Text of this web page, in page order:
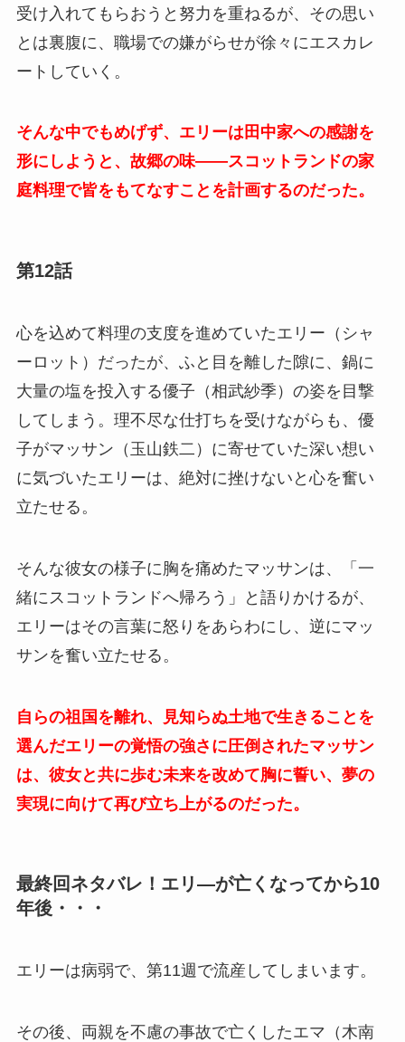
受け入れてもらおうと努力を重ねるが、その思い
とは裏腹に、職場での嫌がらせが徐々にエスカレ
ートしていく。
そんな中でもめげず、エリーは田中家への感謝を
形にしようと、故郷の味――スコットランドの家
庭料理で皆をもてなすことを計画するのだった。
第12話
心を込めて料理の支度を進めていたエリー（シャ
ーロット）だったが、ふと目を離した隙に、鍋に
大量の塩を投入する優子（相武紗季）の姿を目撃
してしまう。理不尽な仕打ちを受けながらも、優
子がマッサン（玉山鉄二）に寄せていた深い想い
に気づいたエリーは、絶対に挫けないと心を奮い
立たせる。
そんな彼女の様子に胸を痛めたマッサンは、「一
緒にスコットランドへ帰ろう」と語りかけるが、
エリーはその言葉に怒りをあらわにし、逆にマッ
サンを奮い立たせる。
自らの祖国を離れ、見知らぬ土地で生きることを
選んだエリーの覚悟の強さに圧倒されたマッサン
は、彼女と共に歩む未来を改めて胸に誓い、夢の
実現に向けて再び立ち上がるのだった。
最終回ネタバレ！エリ―が亡くなってから10
年後・・・
エリーは病弱で、第11週で流産してしまいます。
その後、両親を不慮の事故で亡くしたエマ（木南